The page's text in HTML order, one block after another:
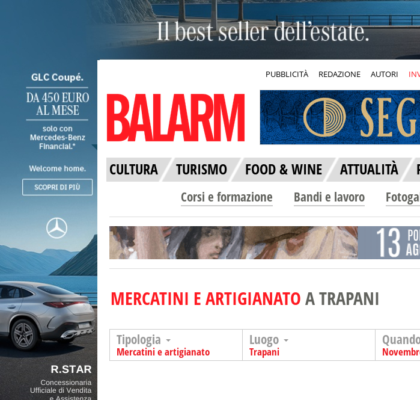
PUBBLICITÀ REDAZIONE AUTORI
CULTURA TURISMO FOOD & WINE ATTUALITÀ
Corsi e formazione Bandi e lavoro
MERCATINI E ARTIGIANATOA TRAPANI
Tipologia
Mercatini e artigianato
Luogo
Trapani